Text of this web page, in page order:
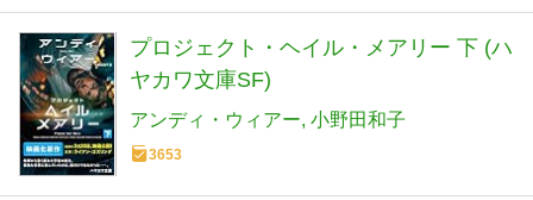
プロジェクト・ヘイル・メアリー 下 (ハ
ヤカワ文庫SF)
アンディ・ウィアー 小野田和子
3653